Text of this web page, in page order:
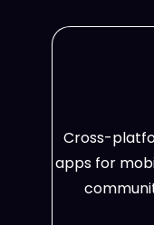
Cross-
apps for